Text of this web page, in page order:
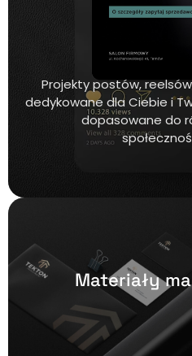
Projekty postów,
dedykowane dla Ciebie i
dopasowane do
Materiały